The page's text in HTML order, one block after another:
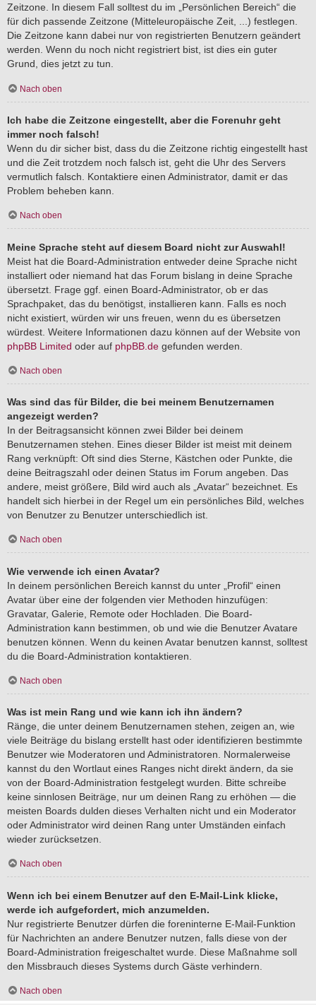
Zeitzone. In diesem Fall solltest du im „Persönlichen Bereich“ die
für dich passende Zeitzone (Mitteleuropäische Zeit, ...) festlegen.
Die Zeitzone kann dabei nur von registrierten Benutzern geändert
werden. Wenn du noch nicht registriert bist, ist dies ein guter
Grund, dies jetzt zu tun.
Nach oben
Ich habe die Zeitzone eingestellt, aber die Forenuhr geht
immer noch falsch!
Wenn du dir sicher bist, dass du die Zeitzone richtig eingestellt hast
und die Zeit trotzdem noch falsch ist, geht die Uhr des Servers
vermutlich falsch. Kontaktiere einen Administrator, damit er das
Problem beheben kann.
Nach oben
Meine Sprache steht auf diesem Board nicht zur Auswahl!
Meist hat die Board-Administration entweder deine Sprache nicht
installiert oder niemand hat das Forum bislang in deine Sprache
übersetzt. Frage ggf. einen Board-Administrator, ob er das
Sprachpaket, das du benötigst, installieren kann. Falls es noch
nicht existiert, würden wir uns freuen, wenn du es übersetzen
würdest. Weitere Informationen dazu können auf der Website von
phpBB Limited oder auf phpBB.de gefunden werden.
Nach oben
Was sind das für Bilder, die bei meinem Benutzernamen
angezeigt werden?
In der Beitragsansicht können zwei Bilder bei deinem
Benutzernamen stehen. Eines dieser Bilder ist meist mit deinem
Rang verknüpft: Oft sind dies Sterne, Kästchen oder Punkte, die
deine Beitragszahl oder deinen Status im Forum angeben. Das
andere, meist größere, Bild wird auch als „Avatar“ bezeichnet. Es
handelt sich hierbei in der Regel um ein persönliches Bild, welches
von Benutzer zu Benutzer unterschiedlich ist.
Nach oben
Wie verwende ich einen Avatar?
In deinem persönlichen Bereich kannst du unter „Profil“ einen
Avatar über eine der folgenden vier Methoden hinzufügen:
Gravatar, Galerie, Remote oder Hochladen. Die Board-
Administration kann bestimmen, ob und wie die Benutzer Avatare
benutzen können. Wenn du keinen Avatar benutzen kannst, solltest
du die Board-Administration kontaktieren.
Nach oben
Was ist mein Rang und wie kann ich ihn ändern?
Ränge, die unter deinem Benutzernamen stehen, zeigen an, wie
viele Beiträge du bislang erstellt hast oder identifizieren bestimmte
Benutzer wie Moderatoren und Administratoren. Normalerweise
kannst du den Wortlaut eines Ranges nicht direkt ändern, da sie
von der Board-Administration festgelegt wurden. Bitte schreibe
keine sinnlosen Beiträge, nur um deinen Rang zu erhöhen — die
meisten Boards dulden dieses Verhalten nicht und ein Moderator
oder Administrator wird deinen Rang unter Umständen einfach
wieder zurücksetzen.
Nach oben
Wenn ich bei einem Benutzer auf den E-Mail-Link klicke,
werde ich aufgefordert, mich anzumelden.
Nur registrierte Benutzer dürfen die foreninterne E-Mail-Funktion
für Nachrichten an andere Benutzer nutzen, falls diese von der
Board-Administration freigeschaltet wurde. Diese Maßnahme soll
den Missbrauch dieses Systems durch Gäste verhindern.
Nach oben